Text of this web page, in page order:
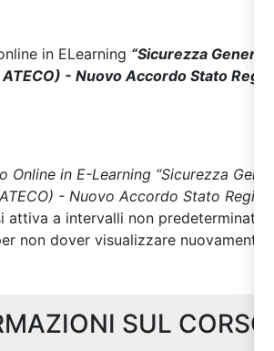
in ELearning “Sicurezza
- Nuovo Accordo Stato
Online in E-Learning “Sicurezza
- Nuovo Accordo Stato Regioni
attiva a intervalli non predeterminati
non dover visualizzare nuovamente
SUL CORSO?